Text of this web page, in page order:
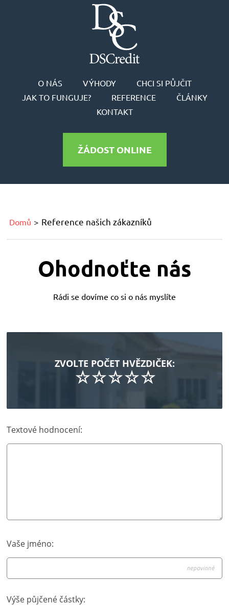
O NÁS VÝHODY
CHCI SI PŮJČIT
JAK TO FUNGUJE?
REFERENCE
ČLÁNKY
KONTAKT
ŽÁDOST ONLINE
Domů Reference našich zákazníků
Ohodnoťte nás
Rádi se dovíme co si o nás myslíte
ZVOLTE POČET HVĚZDIČEK:
Textové hodnocení:
Vaše jméno:
Výše půjčené částky: